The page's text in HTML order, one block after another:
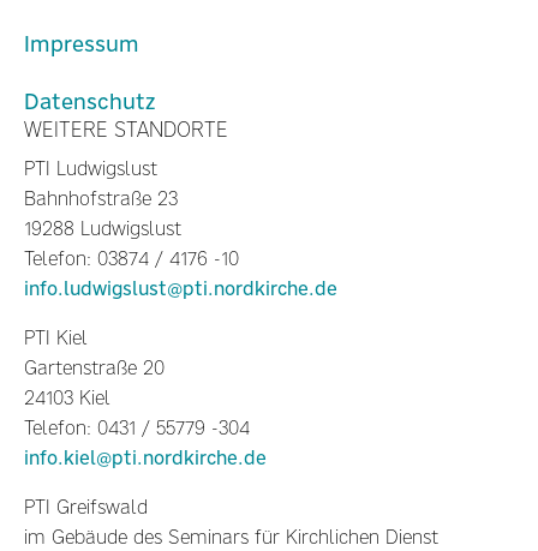
Impressum
Datenschutz
WEITERE STANDORTE
PTI Ludwigslust
Bahnhofstraße 23
19288 Ludwigslust
Telefon: 03874 / 4176 -10
info.ludwigslust@pti.nordkirche.de
PTI Kiel
Gartenstraße 20
24103 Kiel
Telefon: 0431 / 55779 -304
info.kiel@pti.nordkirche.de
PTI Greifswald
im Gebäude des Seminars für Kirchlichen Dienst